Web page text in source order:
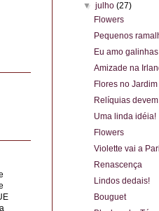
▼julho(27)
Flowers
Pequenos
Eu amo galinhas
Amizade na
Flores no
Relíquias
Uma linda idéia!
Flowers
Violette vai a
Renascença
Lindos dedais!
Bouguet